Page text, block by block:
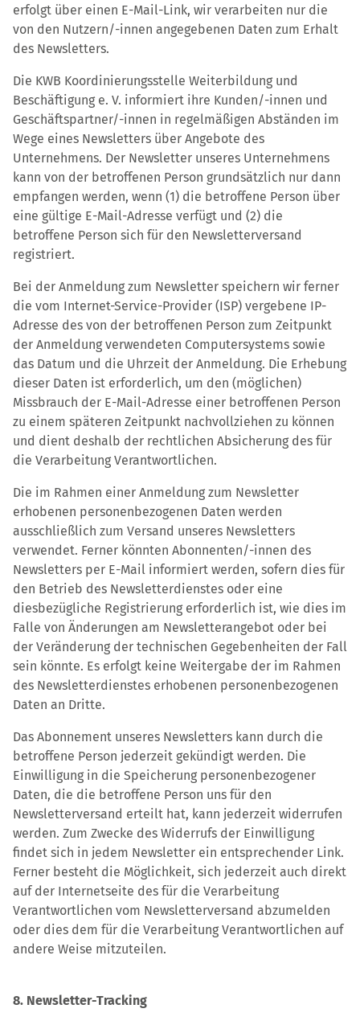
erfolgt über einen E-Mail-Link, wir verarbeiten nur die
von den Nutzern/-innen angegebenen Daten zum Erhalt
des Newsletters.
Die KWB Koordinierungsstelle Weiterbildung und
Beschäftigung e. V. informiert ihre Kunden/-innen und
Geschäftspartner/-innen in regelmäßigen Abständen im
Wege eines Newsletters über Angebote des
Unternehmens. Der Newsletter unseres Unternehmens
kann von der betroffenen Person grundsätzlich nur dann
empfangen werden, wenn (1) die betroffene Person über
eine gültige E-Mail-Adresse verfügt und (2) die
betroffene Person sich für den Newsletterversand
registriert.
Bei der Anmeldung zum Newsletter speichern wir ferner
die vom Internet-Service-Provider (ISP) vergebene IP-
Adresse des von der betroffenen Person zum Zeitpunkt
der Anmeldung verwendeten Computersystems sowie
das Datum und die Uhrzeit der Anmeldung. Die Erhebung
dieser Daten ist erforderlich, um den (möglichen)
Missbrauch der E-Mail-Adresse einer betroffenen Person
zu einem späteren Zeitpunkt nachvollziehen zu können
und dient deshalb der rechtlichen Absicherung des für
die Verarbeitung Verantwortlichen.
Die im Rahmen einer Anmeldung zum Newsletter
erhobenen personenbezogenen Daten werden
ausschließlich zum Versand unseres Newsletters
verwendet. Ferner könnten Abonnenten/-innen des
Newsletters per E-Mail informiert werden, sofern dies für
den Betrieb des Newsletterdienstes oder eine
diesbezügliche Registrierung erforderlich ist, wie dies im
Falle von Änderungen am Newsletterangebot oder bei
der Veränderung der technischen Gegebenheiten der Fall
sein könnte. Es erfolgt keine Weitergabe der im Rahmen
des Newsletterdienstes erhobenen personenbezogenen
Daten an Dritte.
Das Abonnement unseres Newsletters kann durch die
betroffene Person jederzeit gekündigt werden. Die
Einwilligung in die Speicherung personenbezogener
Daten, die die betroffene Person uns für den
Newsletterversand erteilt hat, kann jederzeit widerrufen
werden. Zum Zwecke des Widerrufs der Einwilligung
findet sich in jedem Newsletter ein entsprechender Link.
Ferner besteht die Möglichkeit, sich jederzeit auch direkt
auf der Internetseite des für die Verarbeitung
Verantwortlichen vom Newsletterversand abzumelden
oder dies dem für die Verarbeitung Verantwortlichen auf
andere Weise mitzuteilen.
8. Newsletter-Tracking